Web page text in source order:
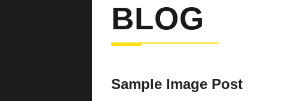
BLOG
Sample Image Post